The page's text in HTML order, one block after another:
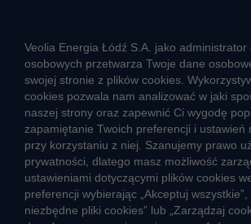
CIEPŁO SYSTEMOWE
Zalety ciepła systemowego
Ciepło przez cały rok
Usługi okołociepłownicze
Informacje ciepła systemowego
Veolia Energia Łódź S.A. jako administrator
osobowych przetwarza Twoje dane
swojej stronie z plików cookies.
cookies pozwala nam analizować w jaki
naszej strony oraz zapewnić Ci wygodę
zapamiętanie Twoich preferencji i ustawień
przy korzystaniu z niej. Szanujemy prawo
prywatności, dlatego masz możliwość
ustawieniami dotyczącymi plików cookies
preferencji wybierając „Akceptuj wszystkie”,
niezbędne pliki cookies” lub „Zarządzaj